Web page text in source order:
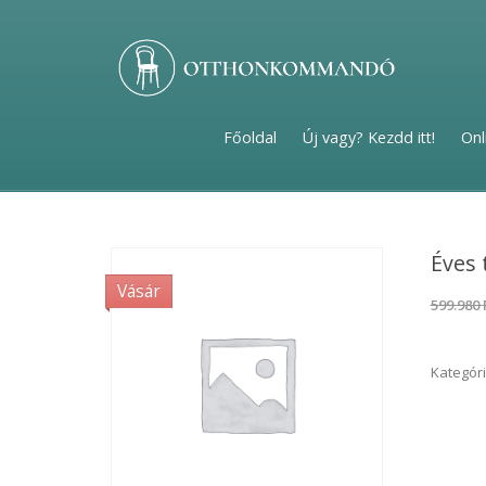
Főoldal Új vagy? Kezdd itt!
Vásár
599.980